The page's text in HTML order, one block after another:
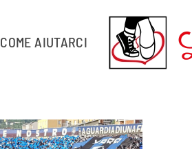
COME AIUTARCI